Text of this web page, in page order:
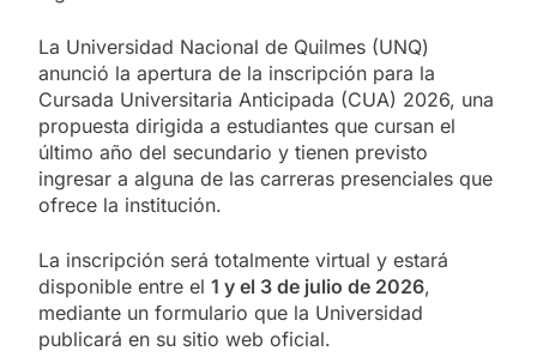
La Universidad Nacional de Quilmes (UNQ)
anunció la apertura de la inscripción para la
Cursada Universitaria Anticipada (CUA) 2026, una
propuesta dirigida a estudiantes que cursan el
último año del secundario y tienen previsto
ingresar a alguna de las carreras presenciales que
ofrece la institución.
La inscripción será totalmente virtual y estará
disponible entre el 1 y el 3 de julio de 2026,
mediante un formulario que la Universidad
publicará en su sitio web oficial.